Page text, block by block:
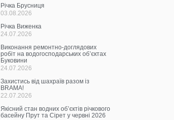
Річка Брусниця
03.08.2026
Річка Виженка
24.07.2026
Виконання ремонтно-доглядових
робіт на водогосподарських об’єктах
Буковини
24.07.2026
Захистись від шахраїв разом із
BRAMA!
22.07.2026
Якісний стан водних об’єктів річкового
басейну Прут та Сірет у червні 2026